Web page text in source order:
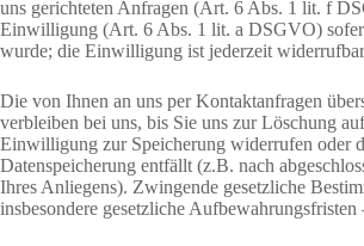
uns gerichteten Anfragen (Art. 6 Abs. 1 lit. f
Einwilligung (Art. 6 Abs. 1 lit. a DSGVO)
wurde; die Einwilligung ist jederzeit
Die von Ihnen an uns per Kontaktanfragen
verbleiben bei uns, bis Sie uns zur Löschung
Einwilligung zur Speicherung widerrufen oder
Datenspeicherung entfällt (z.B. nach
Ihres Anliegens). Zwingende gesetzliche
insbesondere gesetzliche